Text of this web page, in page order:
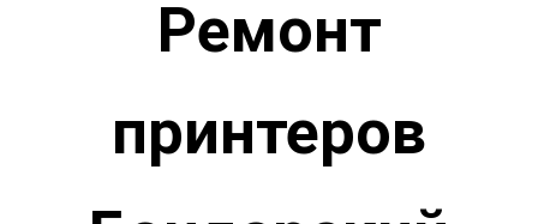
принтеров
Бондарский